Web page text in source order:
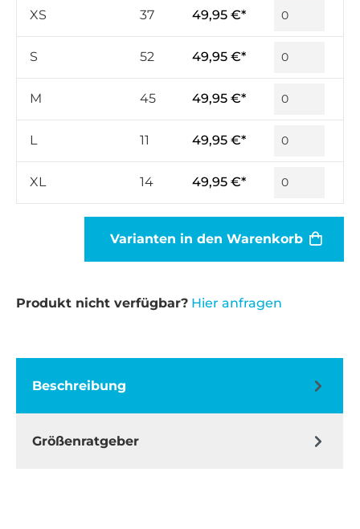
XS 37 49,95 €*
S 52 49,95 €*
M 45 49,95 €*
L 11 49,95 €*
XL 14 49,95 €*
Varianten in den Warenkorb
Produkt nicht verfügbar? Hier anfragen
Beschreibung
Größenratgeber